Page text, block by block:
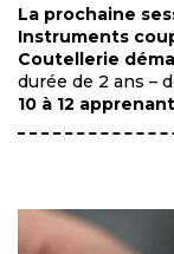
La prochaine
Instruments
Coutellerie
durée de 2 ans –
10 à 12